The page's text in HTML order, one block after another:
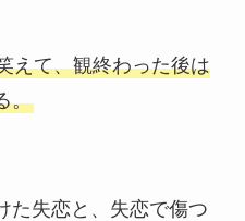
えて、観終わった後は
。
た失恋と、失恋で傷つ